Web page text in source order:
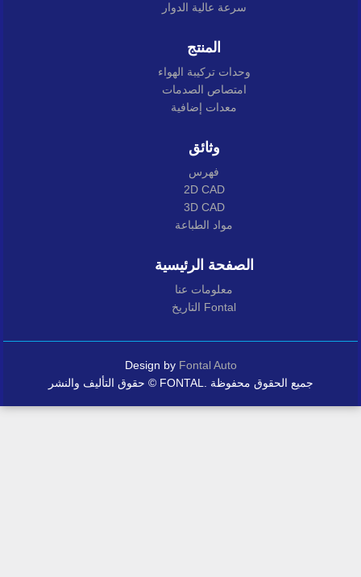
سرعة عالية الدوار
المنتج
وحدات تركيبة الهواء
امتصاص الصدمات
معدات إضافية
وثائق
فهرس
2D CAD
3D CAD
مواد الطباعة
الصفحة الرئيسية
معلومات عنا
التاريخ Fontal
Design by Fontal Auto
حقوق التأليف والنشر © FONTAL. جميع الحقوق محفوظة